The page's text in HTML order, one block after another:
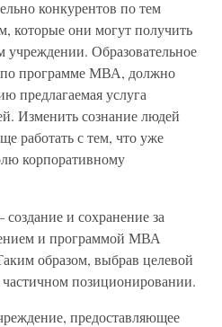
конкурентов по тем
которые они могут получить
учреждении. Образовательное
программе МВА, должно
предлагаемая услуга
Изменить сознание людей
работать с тем, что уже
корпоративному
и сохранение за
и программой МВА
образом, выбрав целевой
позиционировании.
предоставляющее